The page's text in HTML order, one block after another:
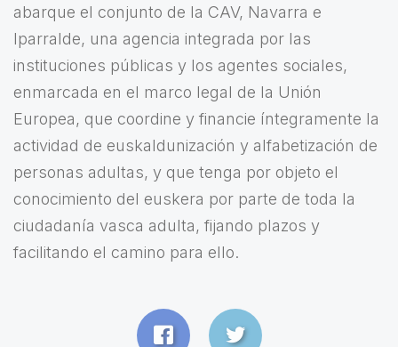
abarque el conjunto de la CAV, Navarra e
Iparralde, una agencia integrada por las
instituciones públicas y los agentes sociales,
enmarcada en el marco legal de la Unión
Europea, que coordine y financie íntegramente la
actividad de euskaldunización y alfabetización de
personas adultas, y que tenga por objeto el
conocimiento del euskera por parte de toda la
ciudadanía vasca adulta, fijando plazos y
facilitando el camino para ello.